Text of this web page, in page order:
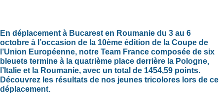
En déplacement à Bucarest en Roumanie du 3 au 6
octobre à l’occasion de la 10ème édition de la Coupe de
l’Union Européenne, notre Team France composée de six
bleuets termine à la quatrième place derrière la Pologne,
l’Italie et la Roumanie, avec un total de 1454,59 points.
Découvrez les résultats de nos jeunes tricolores lors de ce
déplacement.